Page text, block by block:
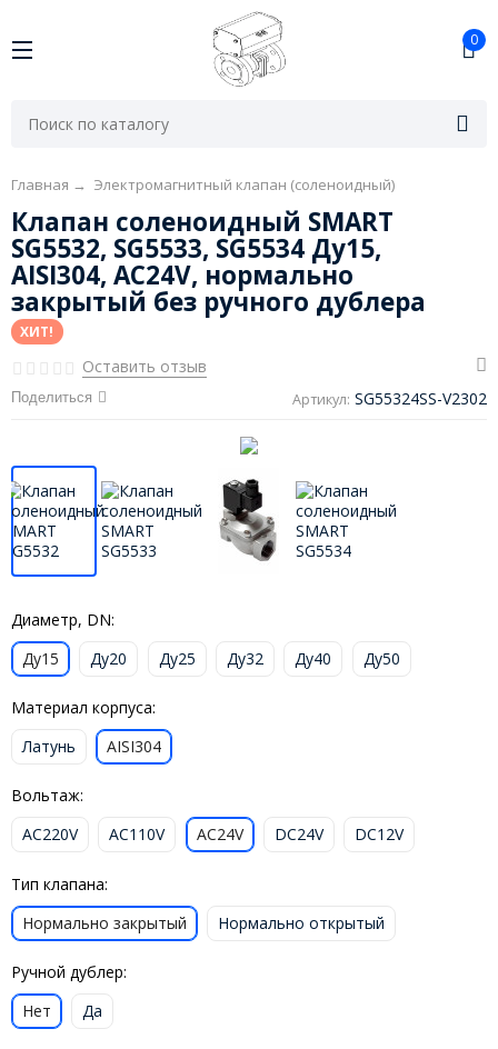
0
Главная → Электромагнитный клапан (соленоидный)
Клапан соленоидный SMART
SG5532, SG5533, SG5534 Ду15,
AISI304, AC24V, нормально
закрытый без ручного дублера
ХИТ!
Оставить отзыв
Поделиться Артикул: SG55324SS-V2302
Диаметр, DN:
Ду15
Ду20 Ду25 Ду32 Ду40 Ду50
Материал корпуса:
Латунь
AISI304
Вольтаж:
AC220V
AC110V AC24V DC24V DC12V
Тип клапана:
Нормально закрытый
Нормально открытый
Ручной дублер:
Нет
Да